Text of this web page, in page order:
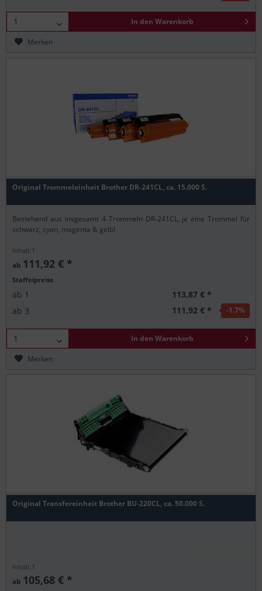
In den Warenkorb
Merken
Original Trommeleinheit Brother DR-241CL, ca. 15.000 S.
Bestehend aus insgesamt 4 Trommeln DR-241CL, je eine Trommel für
schwarz, cyan, magenta & gelb!
Inhalt 1
ab 111,92 € *
Staffelpreise
ab 1
113,87 € *
ab 3 111,92 € * -1.7%
In den Warenkorb
Merken
Original Transfereinheit Brother BU-220CL, ca. 50.000 S.
Inhalt 1
ab 105,68 € *